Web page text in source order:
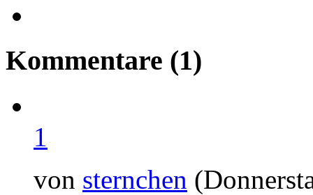
Kommentare (1)
1
von sternchen